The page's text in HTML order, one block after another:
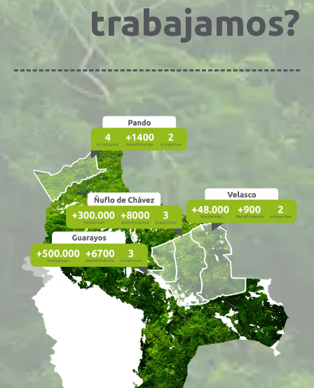
trabajamos?